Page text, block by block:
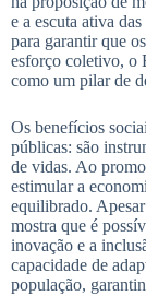
e a escuta ativa
para garantir que
esforço coletivo, o
como um pilar de
Os benefícios
públicas: são
de vidas. Ao
estimular a
equilibrado.
mostra que é
inovação e a
capacidade de
população,